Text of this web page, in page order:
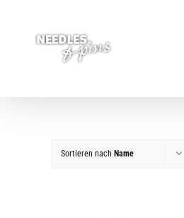
springen
Sortieren nach Name